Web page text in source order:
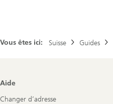
Vous êtes ici: Suisse Guides
Footer
Aide
Changer d’adresse